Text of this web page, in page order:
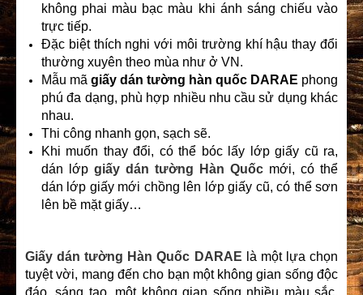
không phai màu bạc màu khi ánh sáng chiếu vào
trực tiếp.
Đặc biệt thích nghi với môi trường khí hậu thay đổi
thường xuyên theo mùa như ở VN.
Mẫu mã giấy dán tường hàn quốc DARAE phong
phú đa dạng, phù hợp nhiều nhu cầu sử dụng khác
nhau.
Thi công nhanh gọn, sạch sẽ.
Khi muốn thay đổi, có thể bóc lấy lớp giấy cũ ra,
dán lớp giấy dán tường Hàn Quốc mới, có thể
dán lớp giấy mới chồng lên lớp giấy cũ, có thể sơn
lên bề mặt giấy…
Giấy dán tường Hàn Quốc DARAE là một lựa chọn
tuyệt vời, mang đến cho bạn một không gian sống độc
đáo, sáng tạo, một không gian sống nhiều màu sắc.